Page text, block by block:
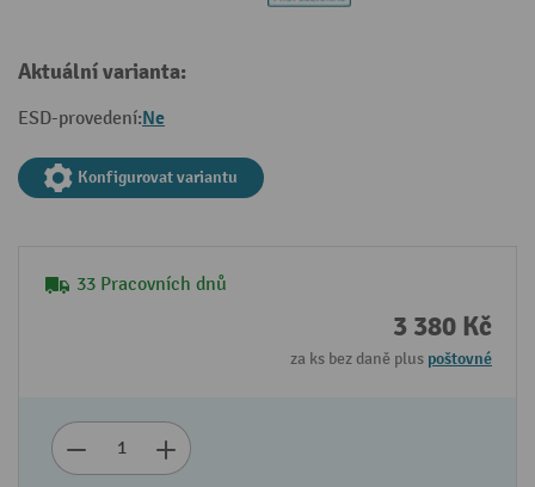
Aktuální varianta:
ESD-provedení:Ne
Konfigurovat variantu
33 Pracovních dnů
3 380 Kč
za ks bez daně plus poštovné